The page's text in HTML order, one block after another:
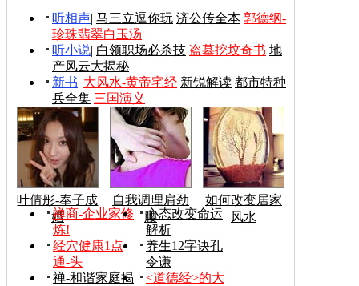
听相声| 马三立逗你玩 济公传全本 郭德纲-
珍珠翡翠白玉汤
听小说| 白领职场必杀技 盗墓挖坟奇书 地
产风云大揭秘
新书| 大风水-黄帝宅经 新锐解读 都市特种
兵全集 三国演义
叶倩彤-奉子成
婚
自我调理肩劲
腰
如何改变居家
风水
禅商-企业家修
炼!
心态改变命运
解析
经穴健康1点
通-头
养生12字诀孔
令谦
禅-和谐家庭揭
<道德经>的大